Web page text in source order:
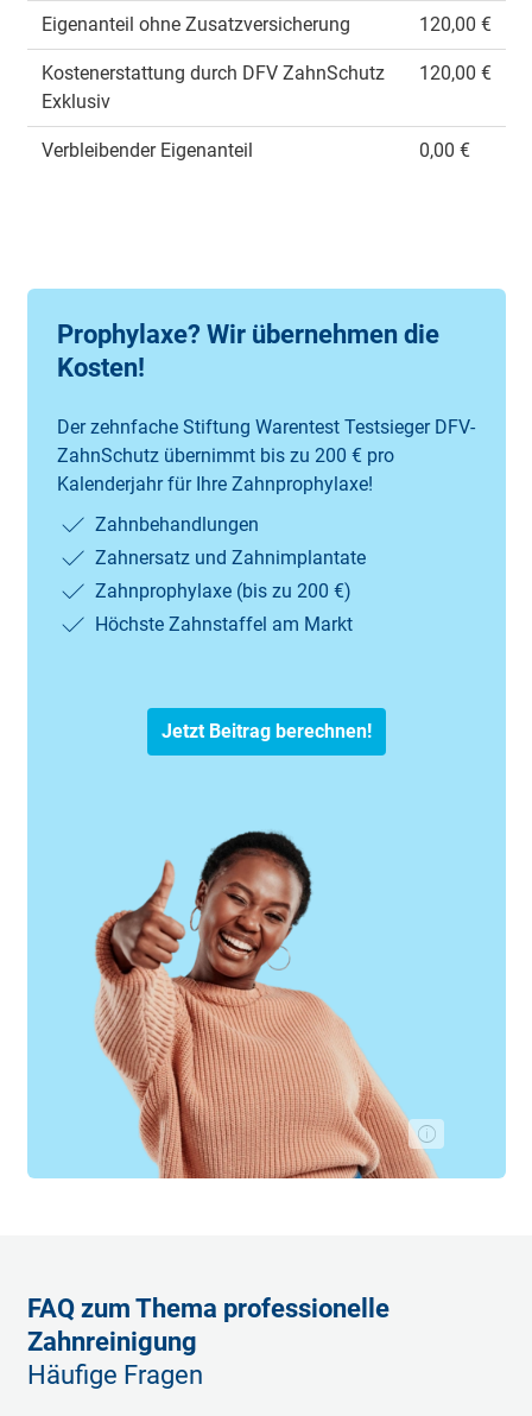
Ei­gen­an­teil ohne Zu­satz­ver­siche­rung 120,00 €
Kos­ten­er­stat­tung durch DFV Zahn­Schutz
Ex­klu­siv
120,00 €
Ver­blei­ben­der Ei­gen­an­teil 0,00 €
Prophylaxe? Wir übernehmen die
Kosten!
Der zehnfache Stiftung Warentest Testsieger DFV-
ZahnSchutz übernimmt bis zu 200 € pro
Kalenderjahr für Ihre Zahnprophylaxe!
Zahnbehandlungen
Zahnersatz und Zahnimplantate
Zahnprophylaxe (bis zu 200 €)
Höchste Zahnstaffel am Markt
Jetzt Beitrag berechnen!
FAQ zum Thema professionelle
Zahnreinigung
Häufige Fragen